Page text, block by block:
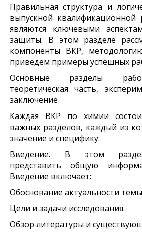
Правильная структура и
выпускной
являются ключевыми
защиты. В этом разделе
компоненты ВКР,
приведём примеры успешных
Основные разделы
теоретическая часть,
заключение
Каждая ВКР по химии
важных разделов, каждый из
значение и специфику.
Введение. В этом
представить общую
Введение включает:
Обоснование актуальности
Цели и задачи исследования.
Обзор литературы и